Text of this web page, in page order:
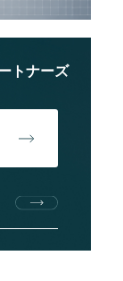
トナーズ